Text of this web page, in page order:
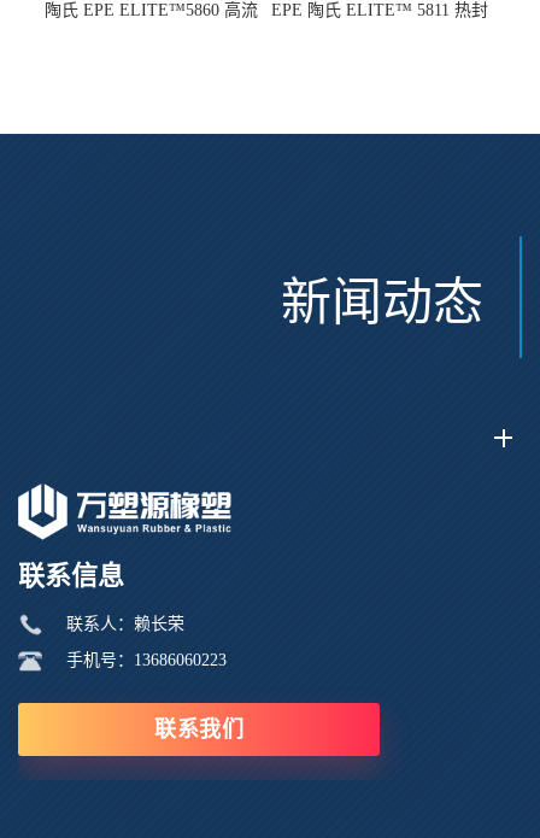
陶氏 EPE ELITE™5860 高流
EPE 陶氏 ELITE™ 5811 热封
新闻动态
联系信息
联系人：赖长荣
手机号：13686060223
联系我们